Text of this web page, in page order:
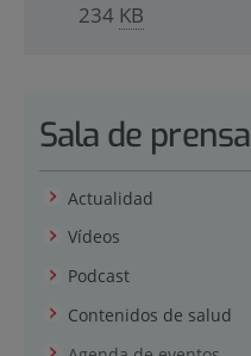
234 KB
Sala de prensa
Actualidad
Vídeos
Podcast
Contenidos de salud